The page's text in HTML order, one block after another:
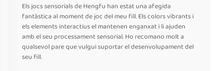
Els jocs sensorials de Hengfu han estat una afegida
fantàstica al moment de joc del meu fill. Els colors vibrants i
els elements interactius el mantenen enganxat i li ajuden
amb el seu processament sensorial. Ho recomano molt a
qualsevol pare que vulgui suportar el desenvolupament del
seu fill.